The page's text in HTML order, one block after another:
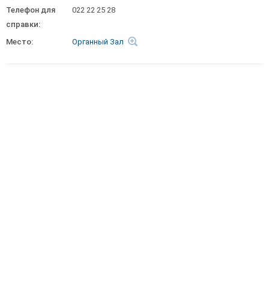
Телефон для
справки:
022 22 25 28
Место: Органный Зал